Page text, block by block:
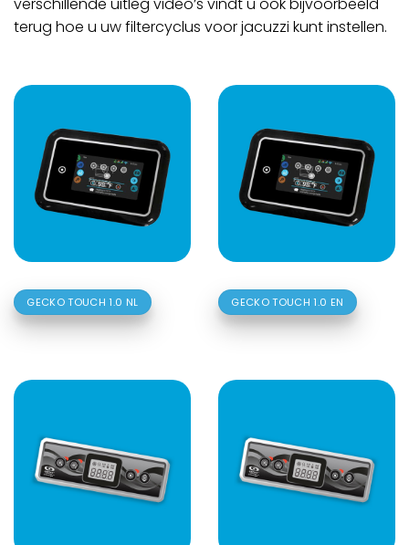
verschillende uitleg video’s vindt u ook bijvoorbeeld
terug hoe u uw filtercyclus voor jacuzzi kunt instellen.
GECKO TOUCH 1.0 NL GECKO TOUCH 1.0 EN